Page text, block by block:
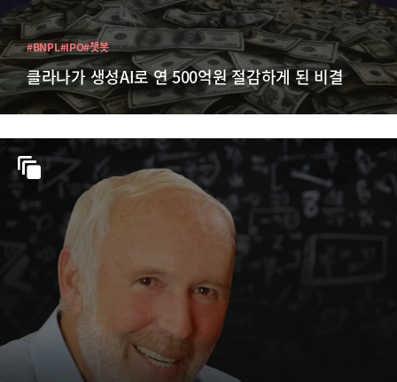
클라나가 생성AI로 연 500억원 절감하게 된 비결
#BNPL#IPO#챗봇